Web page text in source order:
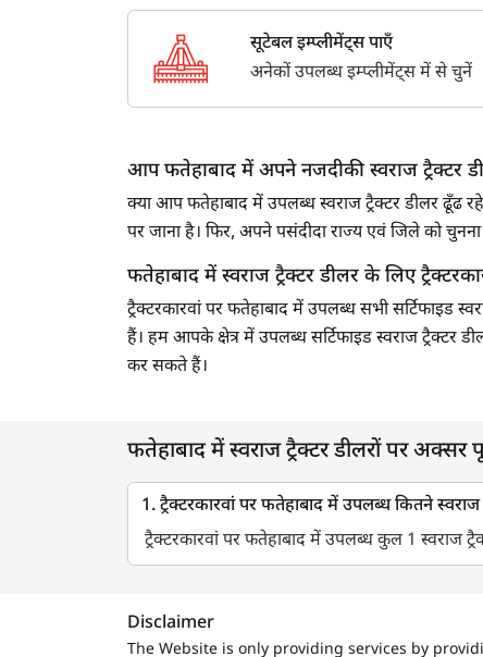
सूटेबल इम्प्लीमेंट्स पाएँ
अनेकों उपलब्ध इम्प्लीमेंट्स में से चुनें
आप फतेहाबाद में अपने नजदीकी स्वराज ट्रैक्टर
क्या आप फतेहाबाद में उपलब्ध स्वराज ट्रैक्टर डीलर ढूँढ
पर जाना है। फिर, अपने पसंदीदा राज्य एवं जिले को
फतेहाबाद में स्वराज ट्रैक्टर डीलर के लिए
ट्रैक्टरकारवां पर फतेहाबाद में उपलब्ध सभी सर्टिफाइड
हैं। हम आपके क्षेत्र में उपलब्ध सर्टिफाइड स्वराज ट्रैक्टर
कर सकते हैं।
फतेहाबाद में स्वराज ट्रैक्टर डीलरों पर अक्सर
1. ट्रैक्टरकारवां पर फतेहाबाद में उपलब्ध कितने स्वराज
ट्रैक्टरकारवां पर फतेहाबाद में उपलब्ध कुल 1 स्वराज
Disclaimer
The Website is only providing services by